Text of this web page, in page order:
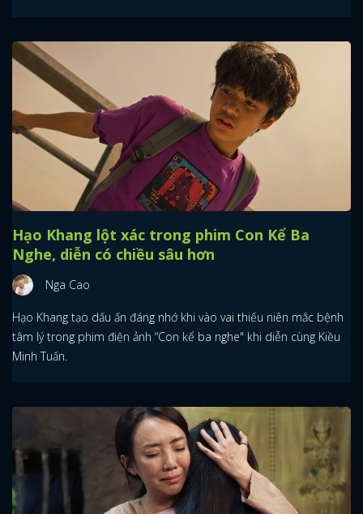
Hạo Khang lột xác trong phim Con Kể Ba
Nghe, diễn có chiều sâu hơn
Nga Cao
Hạo Khang tạo dấu ấn đáng nhớ khi vào vai thiếu niên mắc bệnh
tâm lý trong phim điện ảnh “Con kể ba nghe" khi diễn cùng Kiều
Minh Tuấn.